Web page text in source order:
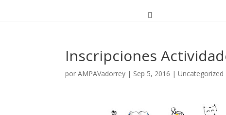
Inscripciones
porAMPAVadorrey | Sep 5, 2016 |Uncategorized